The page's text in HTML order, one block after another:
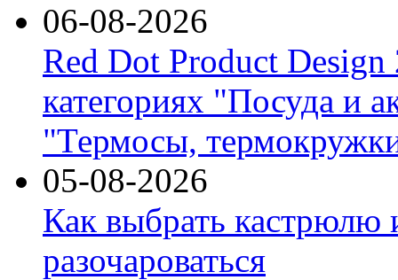
06-08-2026
Red Dot Product Design
категориях "Посуда и
"Термосы,
05-08-2026
Как выбрать кастрюлю
разочароваться